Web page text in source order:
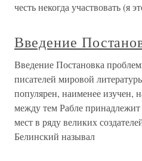
честь некогда участвовать (я
Введение
Введение Постановка
писателей мировой
популярен, наименее изучен,
между тем Рабле
мест в ряду великих
Белинский называл